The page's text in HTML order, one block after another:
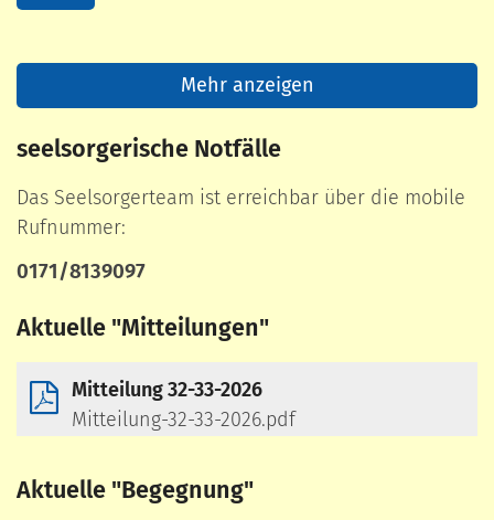
Mehr anzeigen
seelsorgerische Notfälle
Das Seelsorgerteam ist erreichbar über die mobile
Rufnummer:
0171/8139097
Aktuelle "Mitteilungen"
Mitteilung 32-33-2026
Mitteilung-32-33-2026.pdf
Aktuelle "Begegnung"